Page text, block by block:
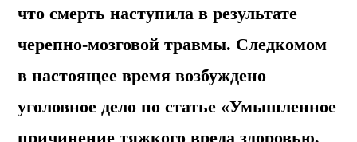
что смерть наступила в результате
черепно-мозговой травмы. Следкомом
в настоящее время возбуждено
уголовное дело по статье «Умышленное
причинение тяжкого вреда здоровью,